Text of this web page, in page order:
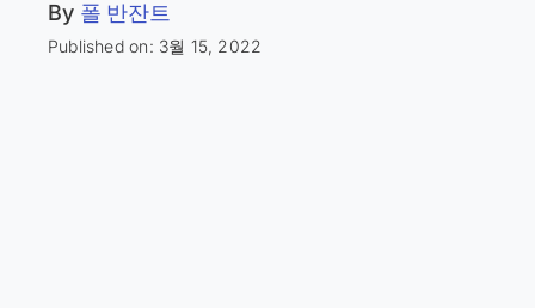
By 폴 반잔트
Published on: 3월 15, 2022